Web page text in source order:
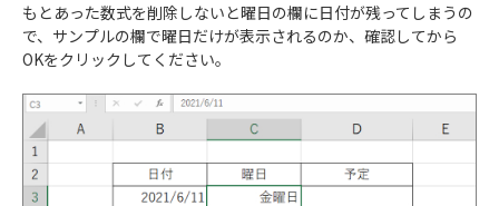
もとあった数式を削除しないと曜日の欄に日付が残ってしまうの
で、サンプルの欄で曜日だけが表示されるのか、確認してから
OKをクリックしてください。